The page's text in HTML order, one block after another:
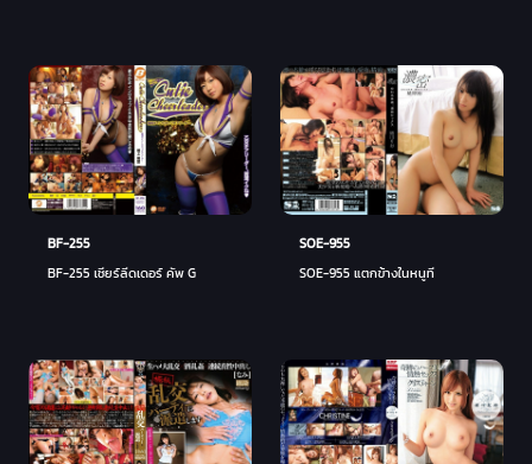
BF-255
BF-255 เชียร์ลีดเดอร์ คัพ G
SOE-955
SOE-955 แตกข้างในหนูที